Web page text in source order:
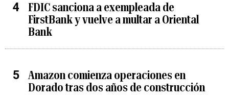
FDIC sanciona a exempleada de
FirstBank y vuelve a multar a Oriental
Bank
Amazon comienza operaciones en
Dorado tras dos años de construcción